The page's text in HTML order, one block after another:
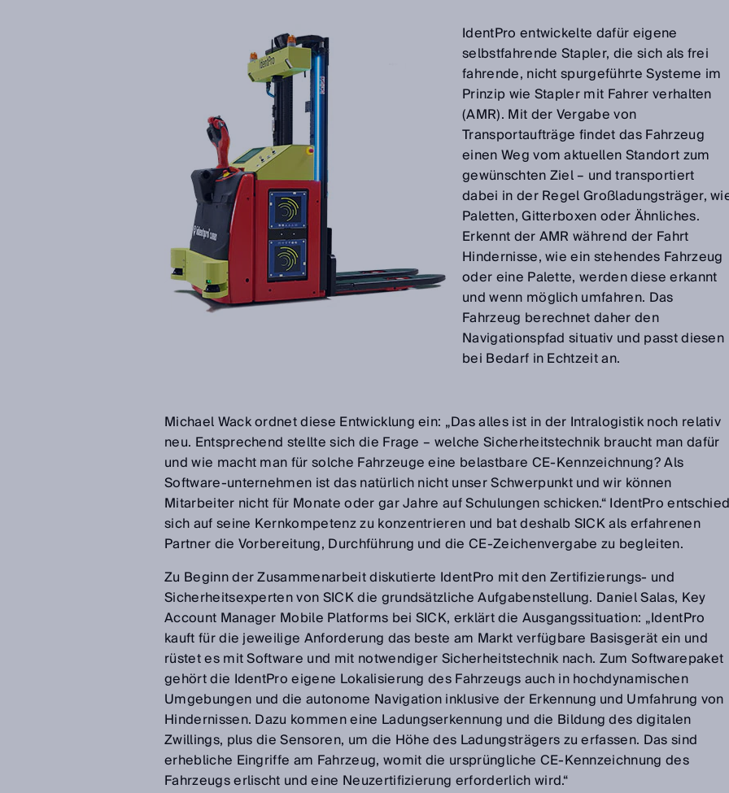
IdentPro entwickelte dafür eigene
selbstfahrende Stapler, die sich als frei
fahrende, nicht spurgeführte Systeme im
Prinzip wie Stapler mit Fahrer verhalten
(AMR). Mit der Vergabe von
Transportaufträge findet das Fahrzeug
einen Weg vom aktuellen Standort zum
gewünschten Ziel – und transportiert
dabei in der Regel Großladungsträger,
Paletten, Gitterboxen oder Ähnliches.
Erkennt der AMR während der Fahrt
Hindernisse, wie ein stehendes Fahrzeug
oder eine Palette, werden diese erkannt
und wenn möglich umfahren. Das
Fahrzeug berechnet daher den
Navigationspfad situativ und passt diesen
bei Bedarf in Echtzeit an.
Michael Wack ordnet diese Entwicklung ein: „Das alles ist in der Intralogistik noch relativ
neu. Entsprechend stellte sich die Frage – welche Sicherheitstechnik braucht man dafür
und wie macht man für solche Fahrzeuge eine belastbare CE-Kennzeichnung? Als
Software-unternehmen ist das natürlich nicht unser Schwerpunkt und wir können
Mitarbeiter nicht für Monate oder gar Jahre auf Schulungen schicken.“ IdentPro
sich auf seine Kernkompetenz zu konzentrieren und bat deshalb SICK als erfahrenen
Partner die Vorbereitung, Durchführung und die CE-Zeichenvergabe zu begleiten.
Zu Beginn der Zusammenarbeit diskutierte IdentPro mit den Zertifizierungs- und
Sicherheitsexperten von SICK die grundsätzliche Aufgabenstellung. Daniel Salas, Key
Account Manager Mobile Platforms bei SICK, erklärt die Ausgangssituation: „IdentPro
kauft für die jeweilige Anforderung das beste am Markt verfügbare Basisgerät ein und
rüstet es mit Software und mit notwendiger Sicherheitstechnik nach. Zum Softwarepaket
gehört die IdentPro eigene Lokalisierung des Fahrzeugs auch in hochdynamischen
Umgebungen und die autonome Navigation inklusive der Erkennung und Umfahrung von
Hindernissen. Dazu kommen eine Ladungserkennung und die Bildung des digitalen
Zwillings, plus die Sensoren, um die Höhe des Ladungsträgers zu erfassen. Das sind
erhebliche Eingriffe am Fahrzeug, womit die ursprüngliche CE-Kennzeichnung des
Fahrzeugs erlischt und eine Neuzertifizierung erforderlich wird.“